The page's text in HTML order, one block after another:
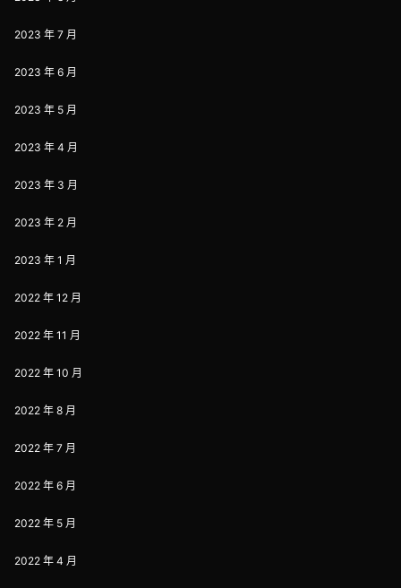
2023 年 7 月
2023 年 6 月
2023 年 5 月
2023 年 4 月
2023 年 3 月
2023 年 2 月
2023 年 1 月
2022 年 12 月
2022 年 11 月
2022 年 10 月
2022 年 8 月
2022 年 7 月
2022 年 6 月
2022 年 5 月
2022 年 4 月